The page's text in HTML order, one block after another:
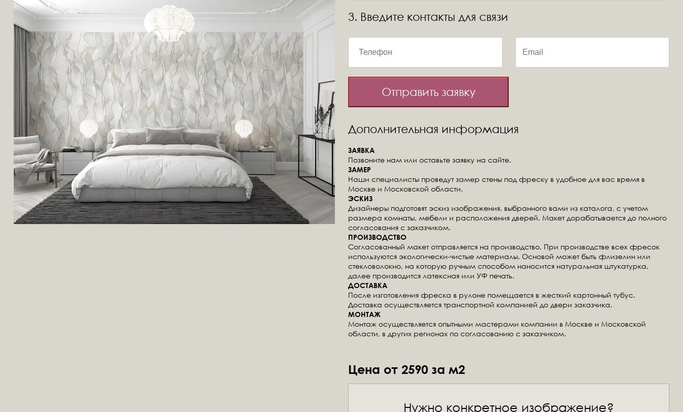
3. Введите контакты для связи
Отправить заявку
Дополнительная информация
ЗАЯВКА
Позвоните нам или оставьте заявку на сайте.
ЗАМЕР
Наши специалисты проведут замер стены под фреску в удобное для вас время в
Москве и Московской области.
ЭСКИЗ
Дизайнеры подготовят эскиз изображения, выбранного вами из каталога, с учетом
размера комнаты, мебели и расположения дверей. Макет дорабатывается до полного
согласования с заказчиком.
ПРОИЗВОДСТВО
Согласованный макет отправляется на производство. При производстве всех фресок
используются экологически-чистые материалы. Основой может быть флизелин или
стекловолокно, на которую ручным способом наносится натуральная штукатурка,
далее производится латексная или УФ печать.
ДОСТАВКА
После изготовления фреска в рулоне помещается в жесткий картонный тубус.
Доставка осуществляется транспортной компанией до двери заказчика.
МОНТАЖ
Монтаж осуществляется опытными мастерами компании в Москве и Московской
области, в других регионах по согласованию с заказчиком.
Цена от 2590 за м2
Нужно конкретное изображение?